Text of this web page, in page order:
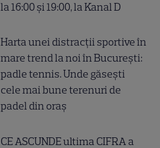
la 16:00 și 19:00, la Kanal D
Harta unei distracții sportive în
mare trend la noi în București:
padle tennis. Unde găsești
cele mai bune terenuri de
padel din oraș
CE ASCUNDE ultima CIFRA a